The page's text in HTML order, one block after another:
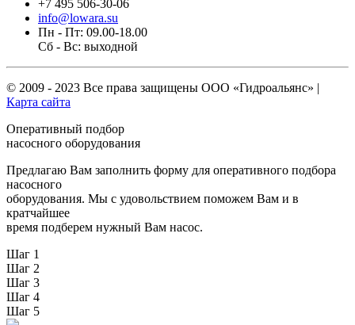
+7 495 506-30-06
info@lowara.su
Пн - Пт: 09.00-18.00
Сб - Вс: выходной
© 2009 - 2023 Все права защищены ООО «Гидроальянс» |
Карта сайта
Оперативный подбор
насосного оборудования
Предлагаю Вам заполнить форму для оперативного подбора
насосного
оборудования. Мы с удовольствием поможем Вам и в
кратчайшее
время подберем нужный Вам насос.
Шаг 1
Шаг 2
Шаг 3
Шаг 4
Шаг 5